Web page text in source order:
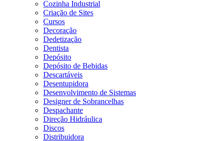
Cozinha Industrial
Criação de Sites
Cursos
Decoração
Dedetização
Dentista
Depósito
Depósito de Bebidas
Descartáveis
Desentupidora
Desenvolvimento de Sistemas
Designer de Sobrancelhas
Despachante
Direção Hidráulica
Discos
Distribuidora